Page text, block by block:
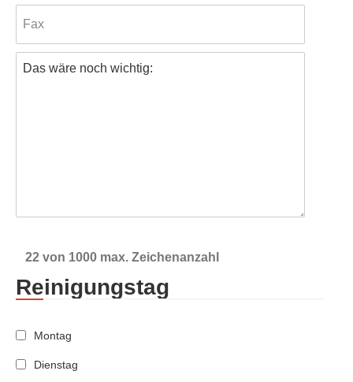
22 von 1000 max. Zeichenanzahl
Reinigungstag
Montag
Dienstag